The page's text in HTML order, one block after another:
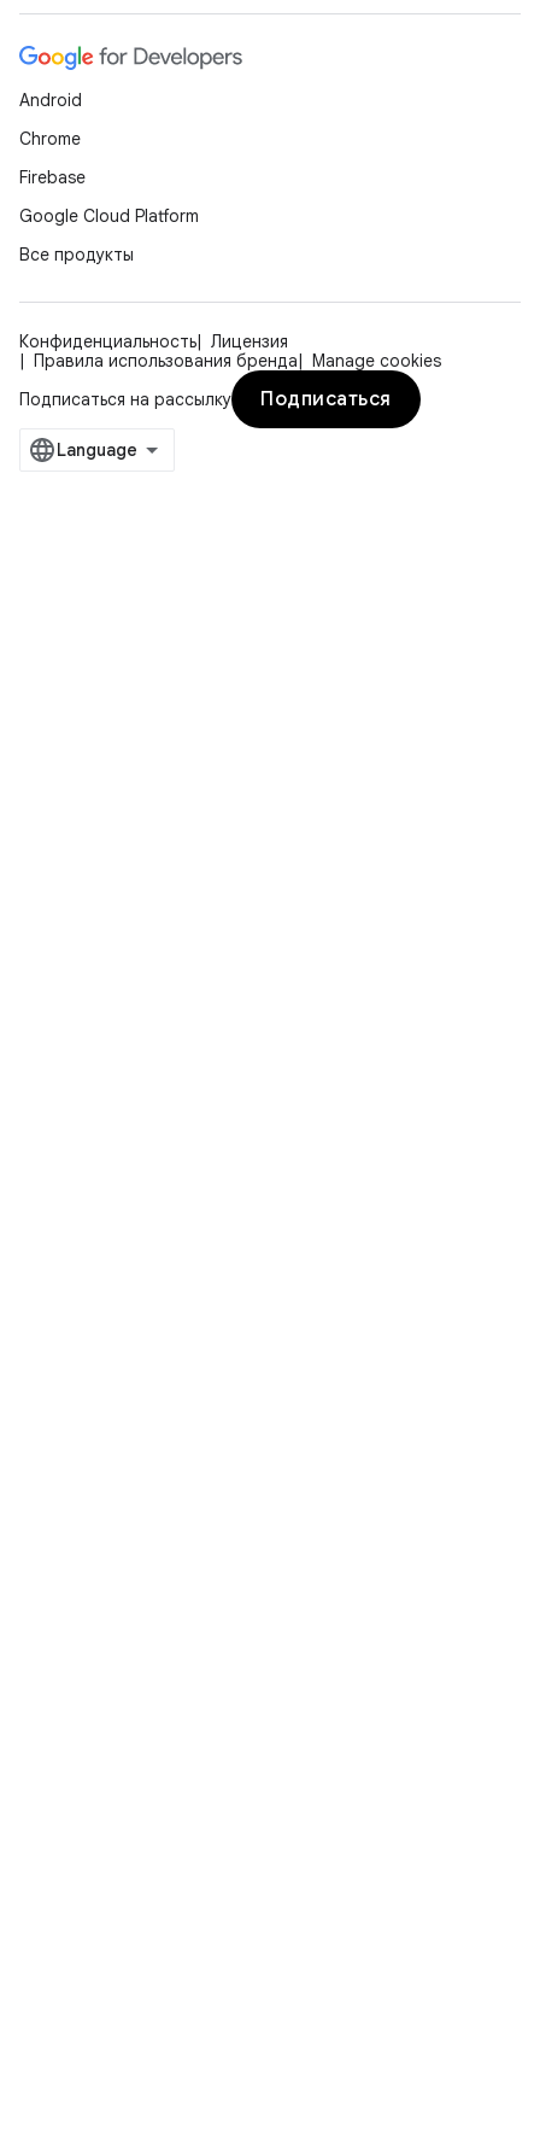
Android
Chrome
Firebase
Google Cloud Platform
Все продукты
Конфиденциальность
Лицензия
Правила использования бренда
Manage cookies
Подписаться на рассылку
Подписаться